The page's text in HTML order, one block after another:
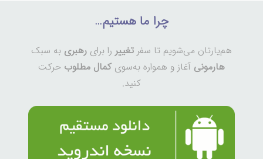
چرا ما هستیم…
هم‌یارتان می‌شویم تا سفر تغییر را برای رهبری به سبک
هارمونی آغاز و همواره به‌سوی کمال مطلوب حرکت
کنید.